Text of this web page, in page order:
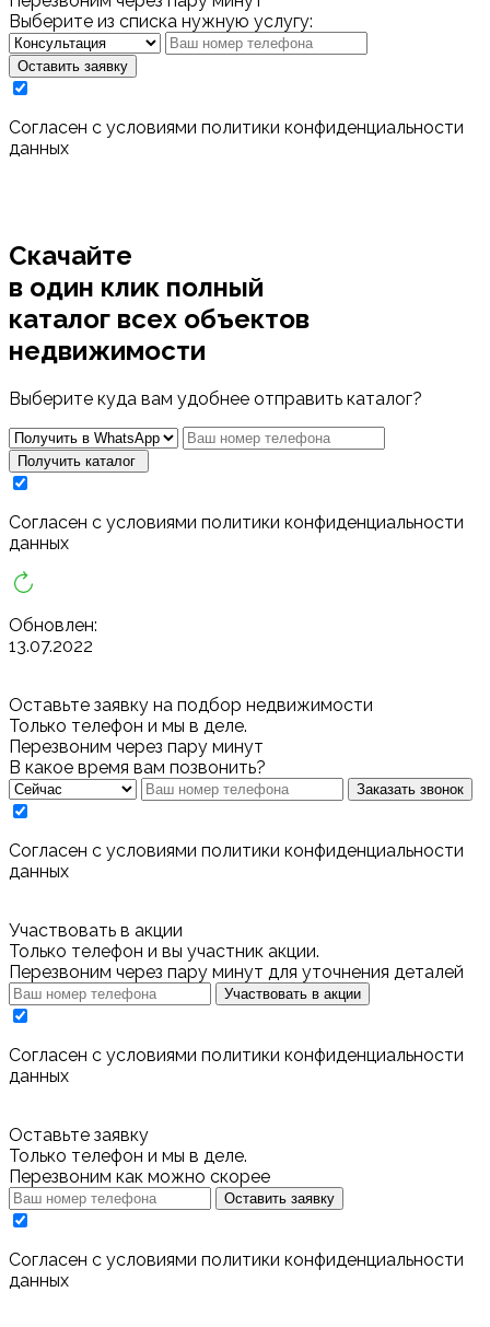
Выберите из списка нужную услугу:
Оставить заявку
Cогласен с условиями политики конфиденциальности
данных
Скачайте
в один клик полный
каталог всех объектов
недвижимости
Выберите куда вам удобнее отправить каталог?
Получить каталог
Cогласен с условиями политики конфиденциальности
данных
Обновлен:
13.07.2022
Оставьте заявку на подбор недвижимости
Только телефон и мы в деле.
Перезвоним через пару минут
В какое время вам позвонить?
Заказать звонок
Cогласен с условиями политики конфиденциальности
данных
Участвовать в акции
Только телефон и вы участник акции.
Перезвоним через пару минут для уточнения деталей
Участвовать в акции
Cогласен с условиями политики конфиденциальности
данных
Оставьте заявку
Только телефон и мы в деле.
Перезвоним как можно скорее
Оставить заявку
Cогласен с условиями политики конфиденциальности
данных